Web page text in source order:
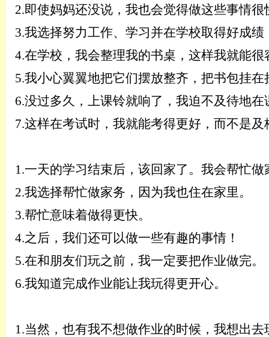
2.即使妈妈还没说，我也会觉得做这些事情很
3.我选择努力工作、学习并在学校取得好成
4.在学校，我会整理我的书桌，这样我就能
5.我小心翼翼地把它们摆放整齐，把书包挂在
6.没过多久，上课铃就响了，我迫不及待地在
7.这样在考试时，我就能考得更好，而不是及
1.一天的学习结束后，该回家了。我会帮忙
2.我选择帮忙做家务，因为我也住在家里。
3.帮忙意味着做得更快。
4.之后，我们还可以做一些有趣的事情！
5.在和朋友们玩之前，我一定要把作业做完。
6.我知道完成作业能让我玩得更开心。
1.当然，也有我不想做作业的时候，我想出去